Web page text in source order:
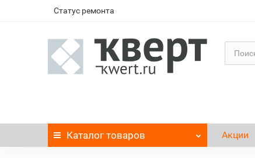
Статус ремонта
Каталог товаров Акции